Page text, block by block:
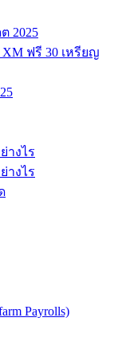
2025
ฟรี 30 เหรียญ
างไร
างไร
Payrolls)